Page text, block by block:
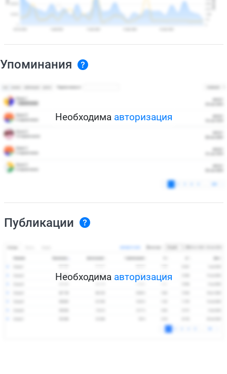
Упоминания
Необходима авторизация
Публикации
Необходима авторизация